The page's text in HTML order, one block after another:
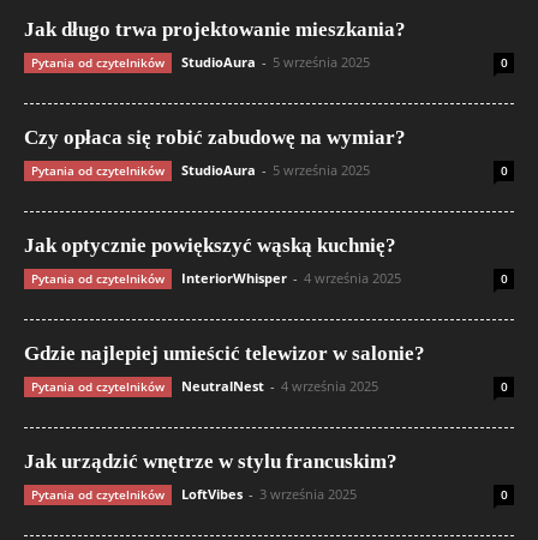
Jak długo trwa projektowanie mieszkania?
Pytania od czytelników StudioAura - 5 września 2025 0
Czy opłaca się robić zabudowę na wymiar?
Pytania od czytelników StudioAura - 5 września 2025 0
Jak optycznie powiększyć wąską kuchnię?
Pytania od czytelników InteriorWhisper - 4 września 2025 0
Gdzie najlepiej umieścić telewizor w salonie?
Pytania od czytelników NeutralNest - 4 września 2025 0
Jak urządzić wnętrze w stylu francuskim?
Pytania od czytelników LoftVibes - 3 września 2025 0